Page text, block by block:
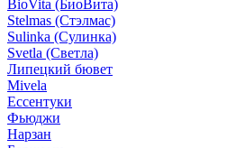
BioVita (БиоВита)
Stelmas (Стэлмас)
Sulinka (Сулинка)
Svetla (Светла)
Липецкий бювет
Mivela
Ессентуки
Фьюджи
Нарзан